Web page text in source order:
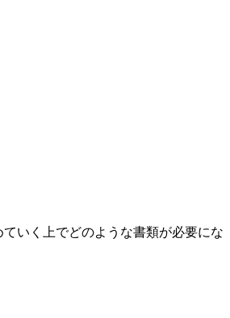
いく上でどのような書類が必要にな